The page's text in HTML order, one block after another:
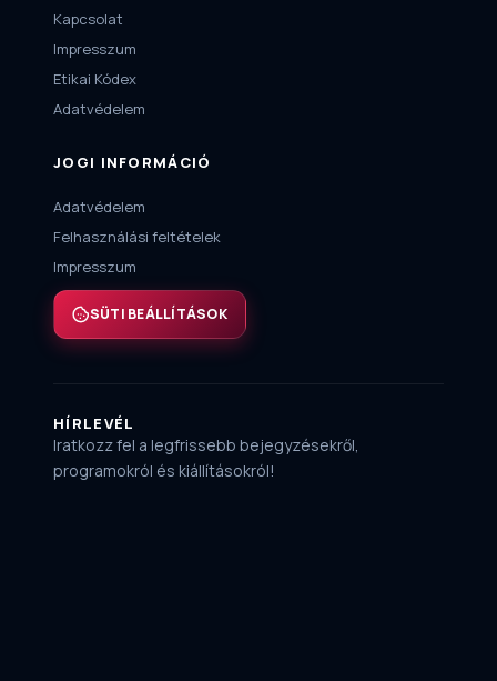
Kapcsolat
Impresszum
Etikai Kódex
Adatvédelem
JOGI INFORMÁCIÓ
Adatvédelem
Felhasználási feltételek
Impresszum
SÜTI BEÁLLÍTÁSOK
HÍRLEVÉL
Iratkozz fel a legfrissebb bejegyzésekről,
programokról és kiállításokról!